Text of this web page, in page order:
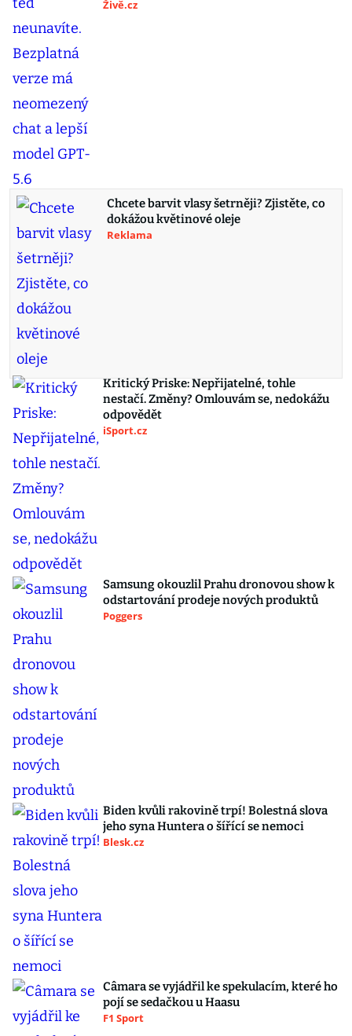
Živě.cz
Chcete barvit vlasy šetrněji? Zjistěte, co
dokážou květinové oleje
Reklama
Kritický Priske: Nepřijatelné, tohle
nestačí. Změny? Omlouvám se, nedokážu
odpovědět
iSport.cz
Samsung okouzlil Prahu dronovou show k
odstartování prodeje nových produktů
Poggers
Biden kvůli rakovině trpí! Bolestná slova
jeho syna Huntera o šířící se nemoci
Blesk.cz
Câmara se vyjádřil ke spekulacím, které ho
pojí se sedačkou u Haasu
F1 Sport